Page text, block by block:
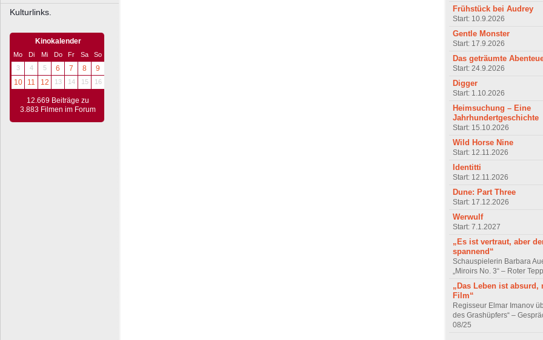
Kulturlinks.
Kinokalender
Mo Di Mi Do Fr Sa
So
3
4 5 6 7 8
9
10
11 12 13 14 15 16
12.669 Beiträge zu
3.883 Filmen im Forum
Frühstück bei Audrey
Start: 10.9.2026
Gentle Monster
Start: 17.9.2026
Das geträumte
Start: 24.9.2026
Digger
Start: 1.10.2026
Heimsuchung – Eine
Jahrhundertgeschichte
Start: 15.10.2026
Wild Horse Nine
Start: 12.11.2026
Identitti
Start: 12.11.2026
Dune: Part Three
Start: 17.12.2026
Werwulf
Start: 7.1.2027
„Es ist vertraut, aber
spannend“
Schauspielerin Barbara
„Miroirs No. 3“ – Roter
„Das Leben ist absurd,
Film“
Regisseur Elmar Imanov
des Grashüpfers“ –
08/25